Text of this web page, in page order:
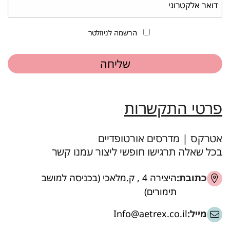
הרשמה לניוזלטר
פרטי התקשרות
אטרקס | מדרסים אורטופדיים
בכל שאלה תרגישו חופשי ליצור עמנו קשר
כתובת:
היצירה 4 , ק.מלאכי (בכניסה למושב
תימורים)
מייל:Info@aetrex.co.il